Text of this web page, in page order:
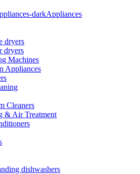
Appliances
dryers
dryers
Machines
Appliances
Cleaners
& Air Treatment
dishwashers